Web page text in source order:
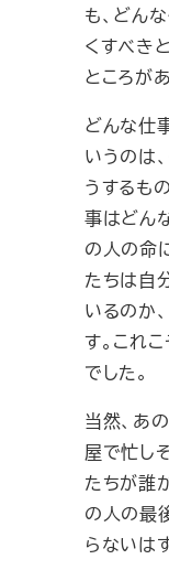
も、どん
くすべき
ところが
どんな仕
いうのは
うするも
事はどん
の人の命
たちは自
いるのか
す。これ
でした。
当然、あ
屋で忙し
たちが誰
の人の最
らないは